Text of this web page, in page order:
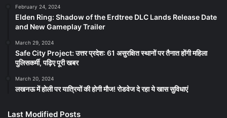
February 24, 2024
Elden Ring: Shadow of the Erdtree DLC Lands Release Date
and New Gameplay Trailer
March 29, 2024
Safe City Project: उत्तर प्रदेश: 61 असुरक्षित स्थानों पर तैनात होंगी महिला
पुलिसकर्मी, पढ़िए पूरी खबर
March 20, 2024
लखनऊ में होली पर यात्रियों की होगी मौज! रोडवेज दे रहा ये खास सुविधाएं
Last Modified Posts